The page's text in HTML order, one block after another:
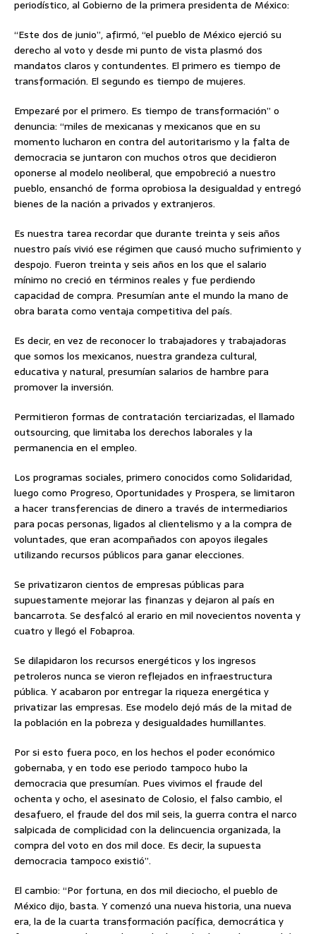
periodístico, al Gobierno de la primera presidenta de México:
“Este dos de junio”, afirmó, “el pueblo de México ejerció su
derecho al voto y desde mi punto de vista plasmó dos
mandatos claros y contundentes. El primero es tiempo de
transformación. El segundo es tiempo de mujeres.
Empezaré por el primero. Es tiempo de transformación” o
denuncia: “miles de mexicanas y mexicanos que en su
momento lucharon en contra del autoritarismo y la falta de
democracia se juntaron con muchos otros que decidieron
oponerse al modelo neoliberal, que empobreció a nuestro
pueblo, ensanchó de forma oprobiosa la desigualdad y entregó
bienes de la nación a privados y extranjeros.
Es nuestra tarea recordar que durante treinta y seis años
nuestro país vivió ese régimen que causó mucho sufrimiento y
despojo. Fueron treinta y seis años en los que el salario
mínimo no creció en términos reales y fue perdiendo
capacidad de compra. Presumían ante el mundo la mano de
obra barata como ventaja competitiva del país.
Es decir, en vez de reconocer lo trabajadores y trabajadoras
que somos los mexicanos, nuestra grandeza cultural,
educativa y natural, presumían salarios de hambre para
promover la inversión.
Permitieron formas de contratación terciarizadas, el llamado
outsourcing, que limitaba los derechos laborales y la
permanencia en el empleo.
Los programas sociales, primero conocidos como Solidaridad,
luego como Progreso, Oportunidades y Prospera, se limitaron
a hacer transferencias de dinero a través de intermediarios
para pocas personas, ligados al clientelismo y a la compra de
voluntades, que eran acompañados con apoyos ilegales
utilizando recursos públicos para ganar elecciones.
Se privatizaron cientos de empresas públicas para
supuestamente mejorar las finanzas y dejaron al país en
bancarrota. Se desfalcó al erario en mil novecientos noventa y
cuatro y llegó el Fobaproa.
Se dilapidaron los recursos energéticos y los ingresos
petroleros nunca se vieron reflejados en infraestructura
pública. Y acabaron por entregar la riqueza energética y
privatizar las empresas. Ese modelo dejó más de la mitad de
la población en la pobreza y desigualdades humillantes.
Por si esto fuera poco, en los hechos el poder económico
gobernaba, y en todo ese periodo tampoco hubo la
democracia que presumían. Pues vivimos el fraude del
ochenta y ocho, el asesinato de Colosio, el falso cambio, el
desafuero, el fraude del dos mil seis, la guerra contra el narco
salpicada de complicidad con la delincuencia organizada, la
compra del voto en dos mil doce. Es decir, la supuesta
democracia tampoco existió”.
El cambio: “Por fortuna, en dos mil dieciocho, el pueblo de
México dijo, basta. Y comenzó una nueva historia, una nueva
era, la de la cuarta transformación pacífica, democrática y